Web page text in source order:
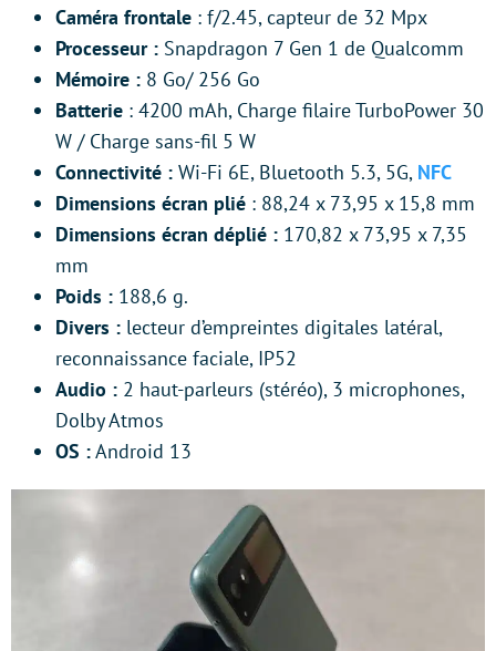
Caméra frontale : f/2.45, capteur de 32 Mpx
Processeur : Snapdragon 7 Gen 1 de Qualcomm
Mémoire : 8 Go/ 256 Go
Batterie : 4200 mAh, Charge filaire TurboPower 30
W / Charge sans-fil 5 W
Connectivité : Wi-Fi 6E, Bluetooth 5.3, 5G, NFC
Dimensions écran plié : 88,24 x 73,95 x 15,8 mm
Dimensions écran déplié : 170,82 x 73,95 x 7,35
mm
Poids : 188,6 g.
Divers : lecteur d’empreintes digitales latéral,
reconnaissance faciale, IP52
Audio : 2 haut-parleurs (stéréo), 3 microphones,
Dolby Atmos
OS :Android 13